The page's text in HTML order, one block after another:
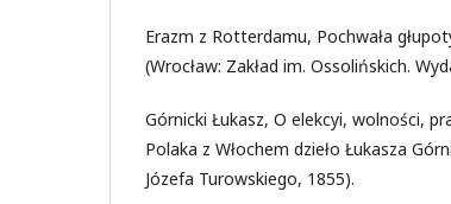
Erazm z Rotterdamu, Pochwała
(Wrocław: Zakład im. Ossolińskich.
Górnicki Łukasz, O elekcyi, wolności,
Polaka z Włochem dzieło Łukasza
Józefa Turowskiego, 1855).